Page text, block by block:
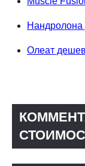
Нандролона
Олеат